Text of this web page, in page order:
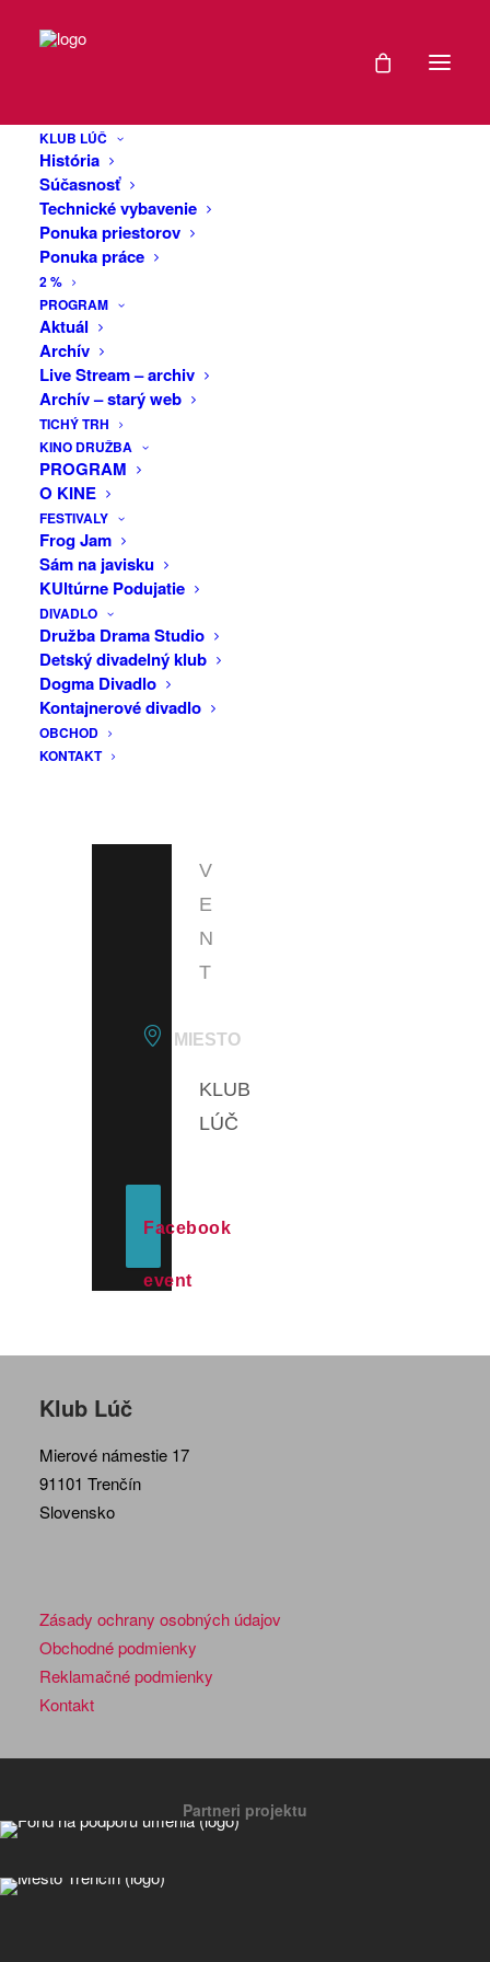
KLUB LÚČ
História
Súčasnosť
Technické vybavenie
Ponuka priestorov
Ponuka práce
2 %
PROGRAM
Aktuál
Archív
Live Stream – archiv
Archív – starý web
TICHÝ TRH
KINO DRUŽBA
PROGRAM
O KINE
FESTIVALY
Frog Jam
Sám na javisku
KUltúrne Podujatie
DIVADLO
Družba Drama Studio
Detský divadelný klub
Dogma Divadlo
Kontajnerové divadlo
OBCHOD
KONTAKT
V ďalšej sezóne Kvízu v Luči sa vás
, hudby, filmov a seriálov, osobností,
aktualít či histórie. Inými slovami večer
zmienku! Príďte, odídete ešte múdrejší
než ste.
DÁTUM
E
B
V
E
N
T
MIESTO
KLUB
LÚČ
Facebook
event
Klub Lúč
Mierové námestie 17
91101 Trenčín
Slovensko
Zásady ochrany osobných údajov
Obchodné podmienky
Reklamačné podmienky
Kontakt
Partneri projektu